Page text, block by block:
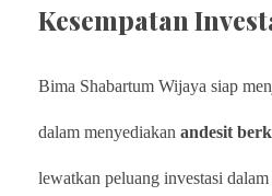
Kesempatan
Bima Shabartum Wijaya siap
dalam menyediakan andesit
lewatkan peluang investasi